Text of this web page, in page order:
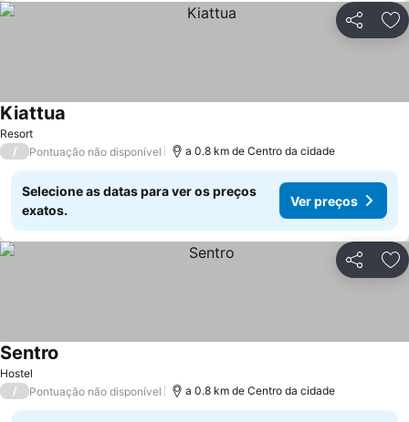
Partilhar
Resort
Kiattua
/ Pontuação não disponível a 0.8 km de Centro da cidade
Selecione as datas para ver os preços
exatos.
Ver preços
Partilhar
Hostel
Sentro
/ Pontuação não disponível a 0.8 km de Centro da cidade